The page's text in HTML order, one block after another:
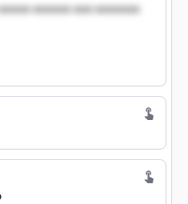
xxxxxx xxx xxxxxxx